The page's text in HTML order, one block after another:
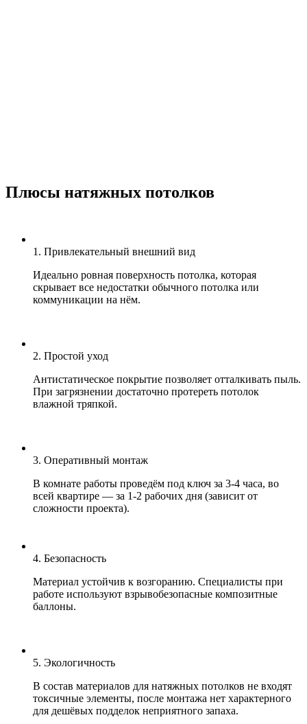
Плюсы натяжных потолков
1. Привлекательный внешний вид
Идеально ровная поверхность потолка, которая
скрывает все недостатки обычного потолка или
коммуникации на нём.
2. Простой уход
Антистатическое покрытие позволяет отталкивать пыль.
При загрязнении достаточно протереть потолок
влажной тряпкой.
3. Оперативный монтаж
В комнате работы проведём под ключ за 3-4 часа, во
всей квартире — за 1-2 рабочих дня (зависит от
сложности проекта).
4. Безопасность
Материал устойчив к возгоранию. Специалисты при
работе используют взрывобезопасные композитные
баллоны.
5. Экологичность
В состав материалов для натяжных потолков не входят
токсичные элементы, после монтажа нет характерного
для дешёвых подделок неприятного запаха.